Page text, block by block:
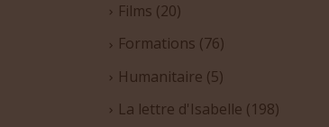
Films (20)
Formations (76)
Humanitaire (5)
La lettre d'Isabelle (198)